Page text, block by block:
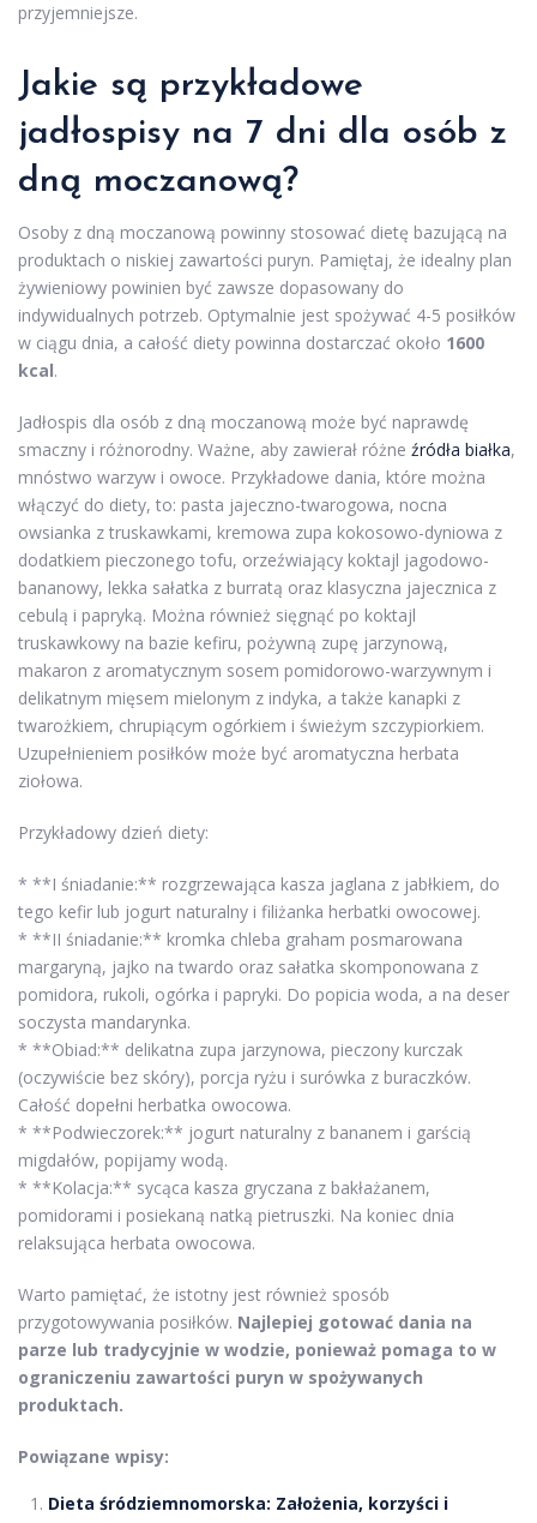
przyjemniejsze.
Jakie są przykładowe
jadłospisy na 7 dni dla osób z
dną moczanową?
Osoby z dną moczanową powinny stosować dietę bazującą na
produktach o niskiej zawartości puryn. Pamiętaj, że idealny plan
żywieniowy powinien być zawsze dopasowany do
indywidualnych potrzeb. Optymalnie jest spożywać 4-5 posiłków
w ciągu dnia, a całość diety powinna dostarczać około 1600
kcal.
Jadłospis dla osób z dną moczanową może być naprawdę
smaczny i różnorodny. Ważne, aby zawierał różne źródła białka,
mnóstwo warzyw i owoce. Przykładowe dania, które można
włączyć do diety, to: pasta jajeczno-twarogowa, nocna
owsianka z truskawkami, kremowa zupa kokosowo-dyniowa z
dodatkiem pieczonego tofu, orzeźwiający koktajl jagodowo-
bananowy, lekka sałatka z burratą oraz klasyczna jajecznica z
cebulą i papryką. Można również sięgnąć po koktajl
truskawkowy na bazie kefiru, pożywną zupę jarzynową,
makaron z aromatycznym sosem pomidorowo-warzywnym i
delikatnym mięsem mielonym z indyka, a także kanapki z
twarożkiem, chrupiącym ogórkiem i świeżym szczypiorkiem.
Uzupełnieniem posiłków może być aromatyczna herbata
ziołowa.
Przykładowy dzień diety:
* **I śniadanie:** rozgrzewająca kasza jaglana z jabłkiem, do
tego kefir lub jogurt naturalny i filiżanka herbatki owocowej.
* **II śniadanie:** kromka chleba graham posmarowana
margaryną, jajko na twardo oraz sałatka skomponowana z
pomidora, rukoli, ogórka i papryki. Do popicia woda, a na deser
soczysta mandarynka.
* **Obiad:** delikatna zupa jarzynowa, pieczony kurczak
(oczywiście bez skóry), porcja ryżu i surówka z buraczków.
Całość dopełni herbatka owocowa.
* **Podwieczorek:** jogurt naturalny z bananem i garścią
migdałów, popijamy wodą.
* **Kolacja:** sycąca kasza gryczana z bakłażanem,
pomidorami i posiekaną natką pietruszki. Na koniec dnia
relaksująca herbata owocowa.
Warto pamiętać, że istotny jest również sposób
przygotowywania posiłków. Najlepiej gotować dania na
parze lub tradycyjnie w wodzie, ponieważ pomaga to w
ograniczeniu zawartości puryn w spożywanych
produktach.
Powiązane wpisy:
Dieta śródziemnomorska: Założenia, korzyści i